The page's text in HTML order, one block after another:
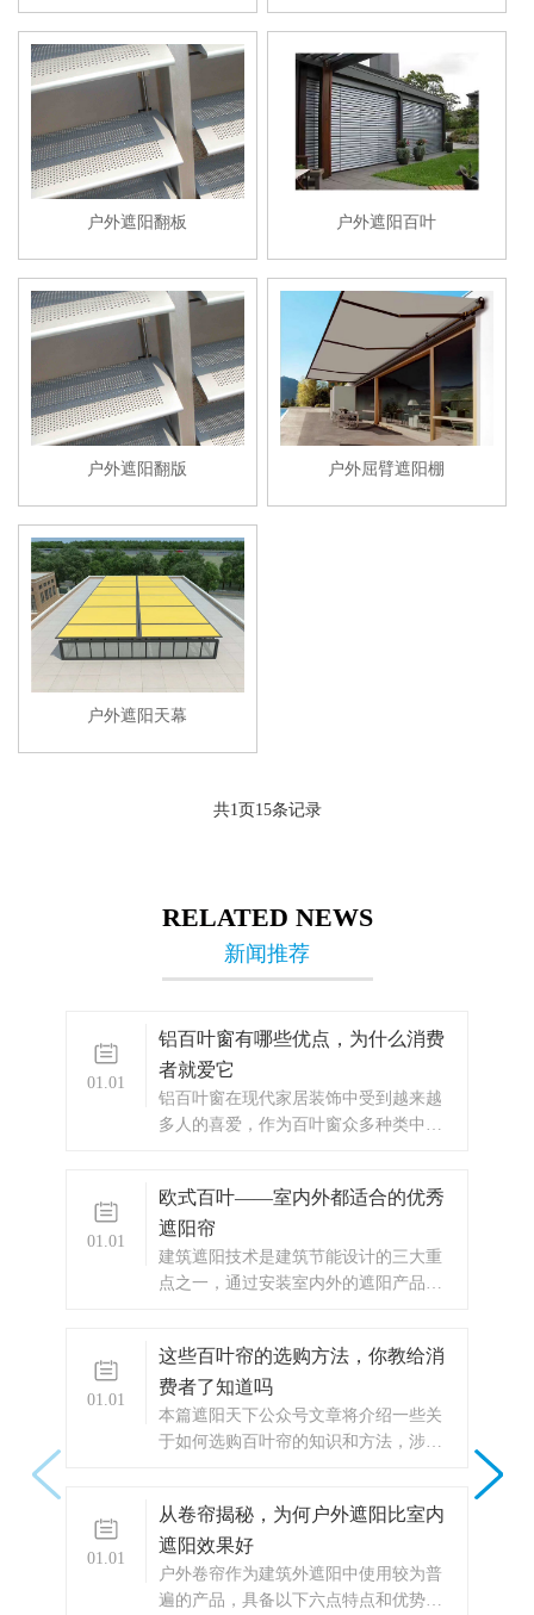
户外遮阳翻板 户外遮阳百叶
户外遮阳翻版 户外屈臂遮阳棚
户外遮阳天幕
共1页15条记录
RELATED NEWS
新闻推荐
01.01
铝百叶窗有哪些优点，为什么消费
者就爱它
​铝百叶窗在现代家居装饰中受到越来越
多人的喜爱，作为百叶窗众多种类中的
01.01
欧式百叶——室内外都适合的优秀
遮阳帘
​建筑遮阳技术是建筑节能设计的三大重
点之一，通过安装室内外的遮阳产品，
01.01
这些百叶帘的选购方法，你教给消
费者了知道吗
​本篇遮阳天下公众号文章将介绍一些关
于如何选购百叶帘的知识和方法，涉及
01.01
从卷帘揭秘，为何户外遮阳比室内
遮阳效果好
​户外卷帘作为建筑外遮阳中使用较为普
遍的产品，具备以下六点特点和优势：